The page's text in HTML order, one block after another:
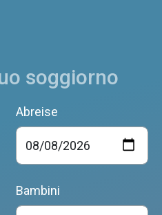
soggiorno
Abreise
Bambini